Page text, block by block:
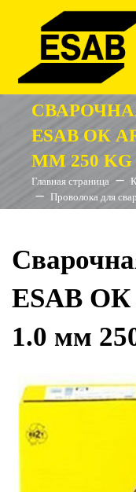
ESAB ОК
ММ 250 KG
Главная страница
Проволока для
ESAB ОК
1.0 мм